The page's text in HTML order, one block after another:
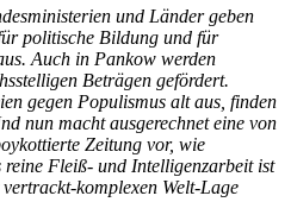
und Länder geben
politische Bildung und für
Auch in Pankow werden
Beträgen gefördert.
gegen Populismus alt aus, finden
nun macht ausgerechnet eine von
Zeitung vor, wie
Fleiß- und Intelligenzarbeit ist
komplexen Welt-Lage